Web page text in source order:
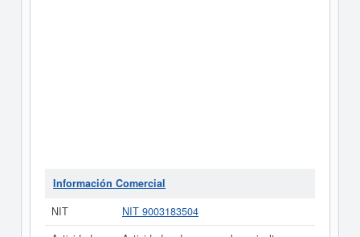
Información Comercial
NIT
NIT 9003183504